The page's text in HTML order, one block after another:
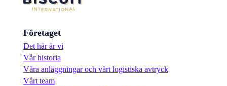
Företaget
Det här är vi
Vår historia
Våra anläggningar och vårt logistiska avtryck
Vårt team